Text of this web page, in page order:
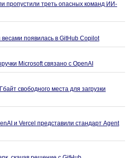
пропустили треть опасных команд ИИ-
появилась в GitHub Copilot
Microsoft связано с OpenAI
свободного места для загрузки
и Vercel представили стандарт Agent